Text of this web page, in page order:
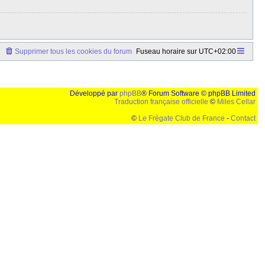
Fuseau horaire sur UTC+02:00
Supprimer tous les cookies du forum
Développé par phpBB® Forum Software © phpBB Limited
Traduction française officielle © Miles Cellar
© Le Frégate Club de France - Contact